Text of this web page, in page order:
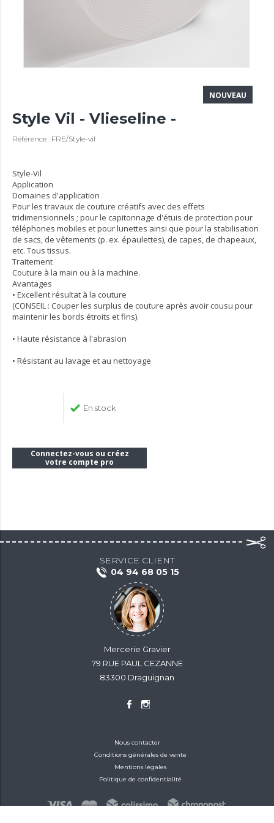
NOUVEAU
Style Vil - Vlieseline -
Référence : FRE/Style-vil
Style-Vil
Application
Domaines d'application
Pour les travaux de couture créatifs avec des effets
tridimensionnels ; pour le capitonnage d'étuis de protection pour
téléphones mobiles et pour lunettes ainsi que pour la stabilisation
de sacs, de vêtements (p. ex. épaulettes), de capes, de chapeaux,
etc. Tous tissus.
Traitement
Couture à la main ou à la machine.
Avantages
• Excellent résultat à la couture
(CONSEIL : Couper les surplus de couture après avoir cousu pour
maintenir les bords étroits et fins).
• Haute résistance à l'abrasion
• Résistant au lavage et au nettoyage
En stock
Connectez-vous ou créez
votre compte pro
SERVICE CLIENT
04 94 68 05 15
Mercerie Gravier
79 RUE PAUL CEZANNE
83300 Draguignan
Nous contacter
Conditions générales de vente
Mentions légales
Politique de confidentialité